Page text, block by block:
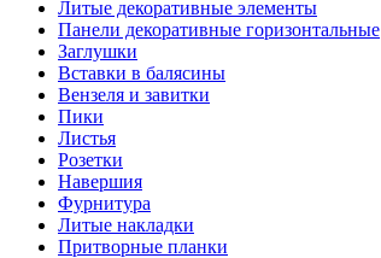
Литые декоративные элементы
Панели декоративные горизонтальные
Заглушки
Вставки в балясины
Вензеля и завитки
Пики
Листья
Розетки
Навершия
Фурнитура
Литые накладки
Притворные планки